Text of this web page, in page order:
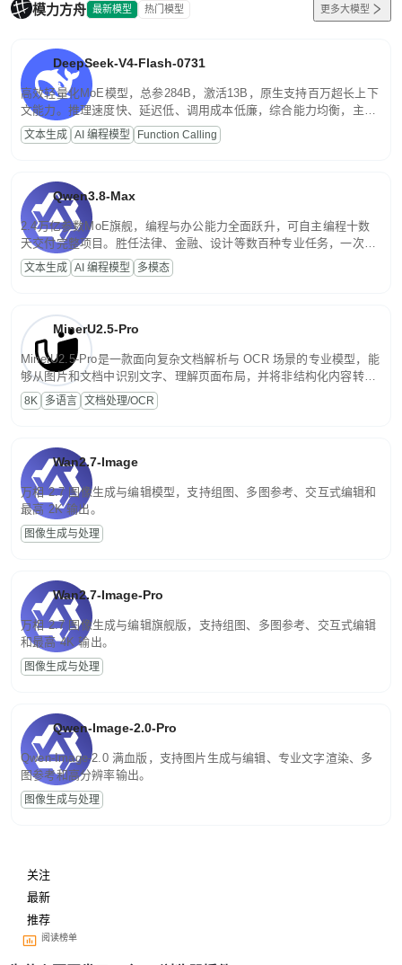
模力方舟 最新模型 热门模型 更多大模型
DeepSeek-V4-Flash-0731
高效轻量化MoE模型，总参284B，激活13B，原生支持百万超长上下
文能力。推理速度快、延迟低、调用成本低廉，综合能力均衡，主打
高并发、轻量化任务，适合日常对话、内容创作、基础 RAG、批量
文案处理等普惠刚需场景。
文本生成 AI 编程模型 Function Calling
Qwen3.8-Max
2.4万亿参数MoE旗舰，编程与办公能力全面跃升，可自主编程十数
天交付完整项目。胜任法律、金融、设计等数百种专业任务，一次对
话端到端交付生产级成果。原生视觉理解贯穿规划、执行与验证全流
程，支持超长文档与长视频的深度语义解析。长程任务中自主规划与
文本生成 AI 编程模型 多模态
MinerU2.5-Pro
MinerU2.5-Pro是一款面向复杂文档解析与 OCR 场景的专业模型，能
够从图片和文档中识别文字、理解页面布局，并将非结构化内容转换
为便于存储、检索和二次处理的结构化结果。
8K 多语言 文档处理/OCR
Wan2.7-Image
万相 2.7 图像生成与编辑模型，支持组图、多图参考、交互式编辑和
最高 2K 输出。
图像生成与处理
Wan2.7-Image-Pro
万相 2.7 图像生成与编辑旗舰版，支持组图、多图参考、交互式编辑
和最高 4K 输出。
图像生成与处理
Qwen-Image-2.0-Pro
Qwen-Image-2.0 满血版，支持图片生成与编辑、专业文字渲染、多
图参考和高分辨率输出。
图像生成与处理
关注
最新
推荐
阅读榜单